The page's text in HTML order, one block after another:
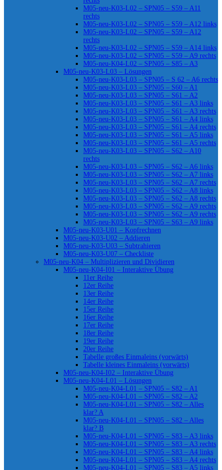
M05-neu-K03-L02 – SPN05 – S59 – A11
rechts
M05-neu-K03-L02 – SPN05 – S59 – A12 links
M05-neu-K03-L02 – SPN05 – S59 – A12
rechts
M05-neu-K03-L02 – SPN05 – S59 – A14 links
M05-neu-K03-L02 – SPN05 – S59 – A9 rechts
M05-neu-K04-L02 – SPN05 – S85 – A3
M05-neu-K03-L03 – Lösungen
M05-neu-K03-L03 – SPN05 – S 62 – A6 rechts
M05-neu-K03-L03 – SPN05 – S60 – A1
M05-neu-K03-L03 – SPN05 – S61 – A2
M05-neu-K03-L03 – SPN05 – S61 – A3 links
M05-neu-K03-L03 – SPN05 – S61 – A3 rechts
M05-neu-K03-L03 – SPN05 – S61 – A4 links
M05-neu-K03-L03 – SPN05 – S61 – A4 rechts
M05-neu-K03-L03 – SPN05 – S61 – A5 links
M05-neu-K03-L03 – SPN05 – S61 – A5 rechts
M05-neu-K03-L03 – SPN05 – S62 – A10
rechts
M05-neu-K03-L03 – SPN05 – S62 – A6 links
M05-neu-K03-L03 – SPN05 – S62 – A7 links
M05-neu-K03-L03 – SPN05 – S62 – A7 rechts
M05-neu-K03-L03 – SPN05 – S62 – A8 links
M05-neu-K03-L03 – SPN05 – S62 – A8 rechts
M05-neu-K03-L03 – SPN05 – S62 – A9 rechts
M05-neu-K03-L03 – SPN05 – S62 – A9 rechts
M05-neu-K03-L03 – SPN05 – S63 – A9 links
M05-neu-K03-U01 – Kopfrechnen
M05-neu-K03-U02 – Addieren
M05-neu-K03-U03 – Subtrahieren
M05-neu-K03-U07 – Checkliste
M05-neu-K04 – Multiplizieren und Dividieren
M05-neu-K04-I01 – Interaktive Übung
11er Reihe
12er Reihe
13er Reihe
14er Reihe
15er Reihe
16er Reihe
17er Reihe
18er Reihe
19er Reihe
20er Reihe
Tabelle großes Einmaleins (vorwärts)
Tabelle kleines Einmaleins (vorwärts)
M05-neu-K04-I02 – Interaktive Übung
M05-neu-K04-L01 – Lösungen
M05-neu-K04-L01 – SPN05 – S82 – A1
M05-neu-K04-L01 – SPN05 – S82 – A2
M05-neu-K04-L01 – SPN05 – S82 – Alles
klar? A
M05-neu-K04-L01 – SPN05 – S82 – Alles
klar? B
M05-neu-K04-L01 – SPN05 – S83 – A3 links
M05-neu-K04-L01 – SPN05 – S83 – A3 rechts
M05-neu-K04-L01 – SPN05 – S83 – A4 links
M05-neu-K04-L01 – SPN05 – S83 – A4 rechts
M05-neu-K04-L01 – SPN05 – S83 – A5 links